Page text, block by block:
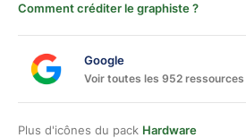
Comment créditer le graphiste ?
Google
Voir toutes les 952 ressources
Plus d'icônes du pack Hardware